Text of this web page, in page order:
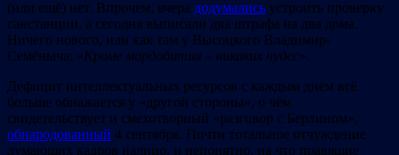
(или ещё) нет. Впрочем, вчера додумались устроить проверку
санстанции, а сегодня выписали два штрафа на два дома.
Ничего нового, или как там у Высоцкого Владимир-
Семёныча: «Кроме мордобития – никаких чудес».
Дефицит интеллектуальных ресурсов с каждым днём всё
больше обнажается у «другой стороны», о чём
свидетельствует и смехотворный «разговор с Берлином»,
обнародованный 4 сентября. Почти тотальное отчуждение
думающих кадров налицо, и непонятно, на что правящие